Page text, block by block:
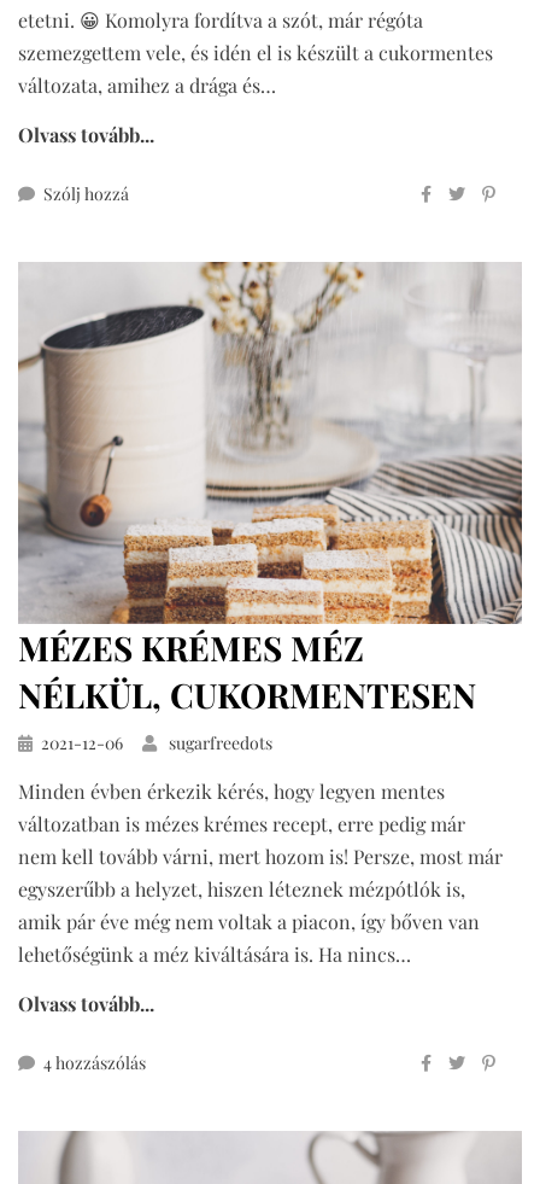
etetni. 😀 Komolyra fordítva a szót, már régóta
szemezgettem vele, és idén el is készült a cukormentes
változata, amihez a drága és…
Olvass tovább...
Szólj hozzá
MÉZES KRÉMES MÉZ
NÉLKÜL, CUKORMENTESEN
Közzétéve
2021-12-06 sugarfreedots
Minden évben érkezik kérés, hogy legyen mentes
változatban is mézes krémes recept, erre pedig már
nem kell tovább várni, mert hozom is! Persze, most már
egyszerűbb a helyzet, hiszen léteznek mézpótlók is,
amik pár éve még nem voltak a piacon, így bőven van
lehetőségünk a méz kiváltására is. Ha nincs…
Olvass tovább...
4 hozzászólásmézes